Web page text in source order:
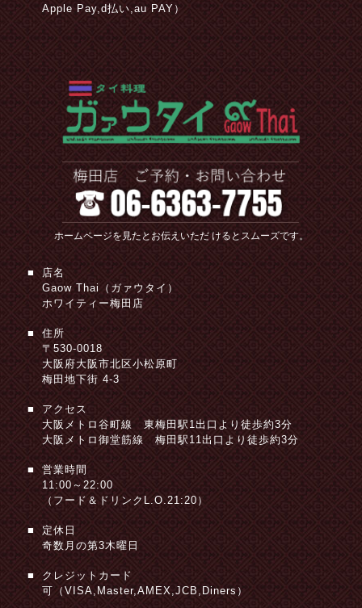
Apple Pay,d払い,au PAY）
ホームページを見たとお伝えいただけるとスムーズです。
店名
Gaow Thai（ガァウタイ）
ホワイティー梅田店
住所
〒530-0018
大阪府大阪市北区小松原町
梅田地下街 4-3
アクセス
大阪メトロ谷町線 東梅田駅1出口より徒歩約3分
大阪メトロ御堂筋線 梅田駅11出口より徒歩約3分
営業時間
11:00～22:00
（フード＆ドリンクL.O.21:20）
定休日
奇数月の第3木曜日
クレジットカード
可（VISA,Master,AMEX,JCB,Diners）